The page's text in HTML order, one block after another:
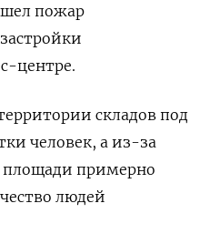
пожар
центре.
складов под
человек, а из-за
площади примерно
людей